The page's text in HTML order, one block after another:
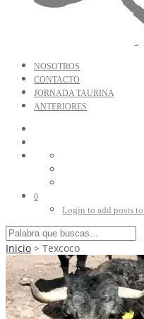
NOSOTROS
CONTACTO
JORNADA TAURINA
ANTERIORES
0
Login to add posts
Inicio > Texcoco